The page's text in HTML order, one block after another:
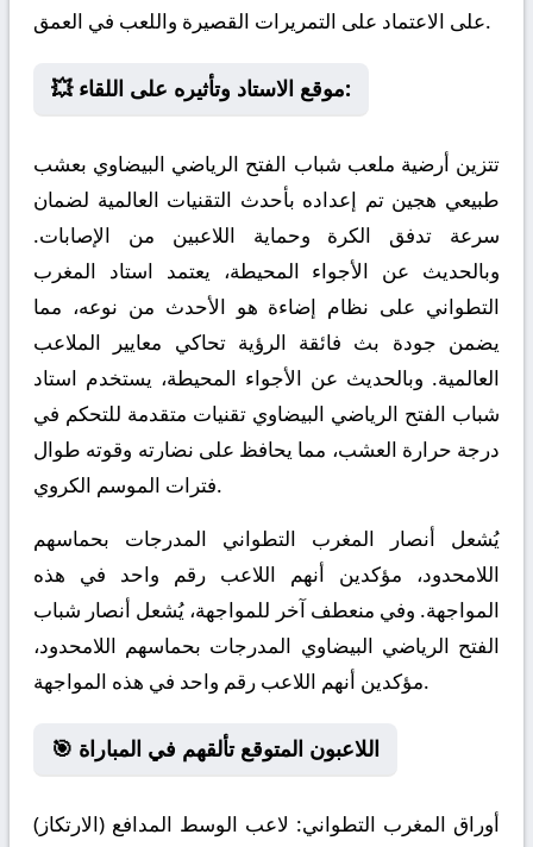
على الاعتماد على التمريرات القصيرة واللعب في العمق.
💥 موقع الاستاد وتأثيره على اللقاء:
تتزين أرضية ملعب شباب الفتح الرياضي البيضاوي بعشب
طبيعي هجين تم إعداده بأحدث التقنيات العالمية لضمان
سرعة تدفق الكرة وحماية اللاعبين من الإصابات.
وبالحديث عن الأجواء المحيطة، يعتمد استاد المغرب
التطواني على نظام إضاءة هو الأحدث من نوعه، مما
يضمن جودة بث فائقة الرؤية تحاكي معايير الملاعب
العالمية. وبالحديث عن الأجواء المحيطة، يستخدم استاد
شباب الفتح الرياضي البيضاوي تقنيات متقدمة للتحكم في
درجة حرارة العشب، مما يحافظ على نضارته وقوته طوال
فترات الموسم الكروي.
يُشعل أنصار المغرب التطواني المدرجات بحماسهم
اللامحدود، مؤكدين أنهم اللاعب رقم واحد في هذه
المواجهة. وفي منعطف آخر للمواجهة، يُشعل أنصار شباب
الفتح الرياضي البيضاوي المدرجات بحماسهم اللامحدود،
مؤكدين أنهم اللاعب رقم واحد في هذه المواجهة.
🎯 اللاعبون المتوقع تألقهم في المباراة
أوراق المغرب التطواني: لاعب الوسط المدافع (الارتكاز)